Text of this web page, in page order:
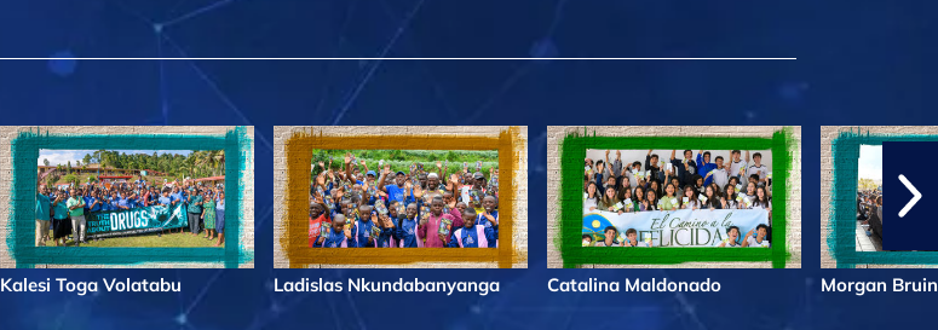
Kalesi Toga Volatabu Ladislas Nkundabanyanga Catalina Maldonado Morgan